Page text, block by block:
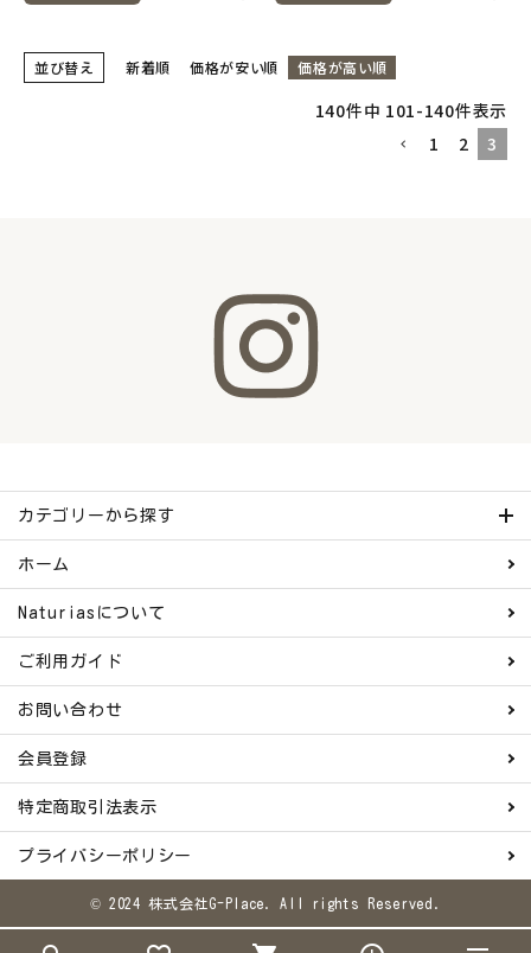
並び替え 新着順 価格が安い順 価格が高い順
140件中 101-140件表示
1
2 3
カテゴリーから探す
ホーム
Naturiasについて
ご利用ガイド
お問い合わせ
会員登録
特定商取引法表示
プライバシーポリシー
© 2024 株式会社G-Place. All rights Reserved.